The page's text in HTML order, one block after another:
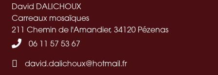
David DALICHOUX
Carreaux mosaïques
211 Chemin de l'Amandier, 34120 Pézenas
06 11 57 53 67
david.dalichoux@hotmail.fr